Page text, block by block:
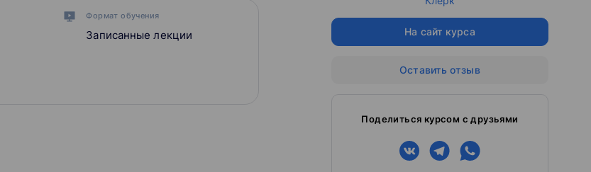
Формат обучения
Записанные лекции На сайт курса
Оставить отзыв
Поделиться курсом с друзьями